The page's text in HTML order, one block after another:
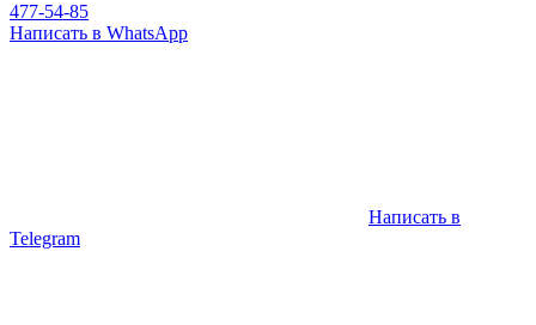
477-54-85
Написать в WhatsApp
Написать в
Telegram